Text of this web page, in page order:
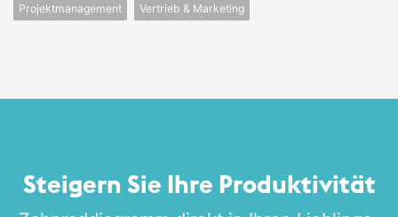
Projektmanagement Vertrieb & Marketing
Steigern Sie Ihre Produktivität